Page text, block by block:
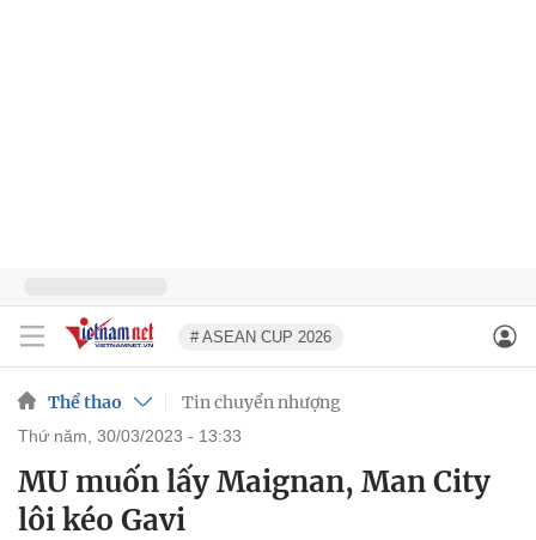
# ASEAN CUP 2026
Thể thao Tin chuyển nhượng
thứ năm, 30/03/2023 - 13:33
MU muốn lấy Maignan, Man City
lôi kéo Gavi